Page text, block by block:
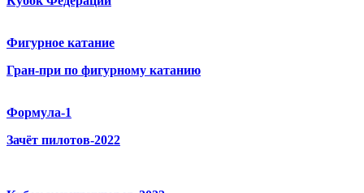
Фигурное катание
Гран-при по фигурному катанию
Формула-1
Зачёт пилотов-2022